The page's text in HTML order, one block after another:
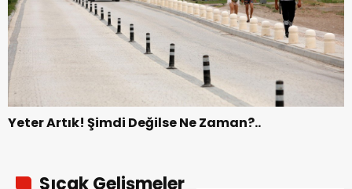
Yeter Artık! Şimdi Değilse Ne Zaman?..